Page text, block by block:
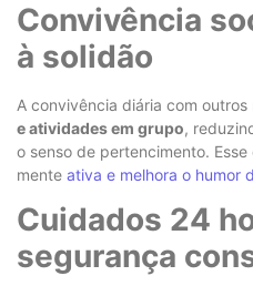
Convivência
à solidão
A convivência diária com
e atividades em grupo,
o senso de pertencimento.
mente ativa e melhora o humor
Cuidados 24
segurança